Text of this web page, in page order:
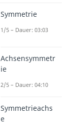
vom
brauchst du die
die
Symmetrie
1/5 – Dauer: 03:03
Achsensymmetr
ie
2/5 – Dauer: 04:10
Symmetrieachs
e